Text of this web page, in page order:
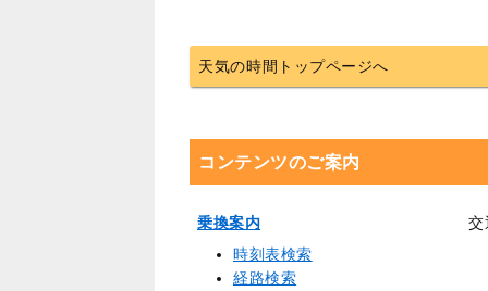
天気の時間トップページへ
コンテンツのご案内
乗換案内
時刻表検索
経路検索
交